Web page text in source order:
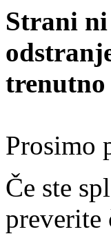
Strani
trenutno
Prosimo
Če ste
preverite